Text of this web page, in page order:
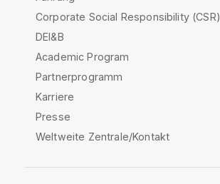
Corporate Social Responsibility (CSR)
DEI&B
Academic Program
Partnerprogramm
Karriere
Presse
Weltweite Zentrale/Kontakt